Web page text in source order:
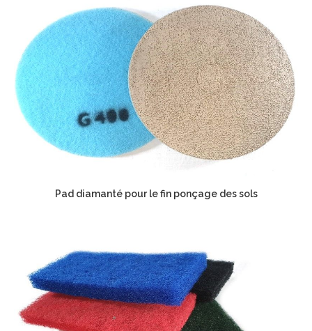
Pad diamanté pour le fin ponçage des sols